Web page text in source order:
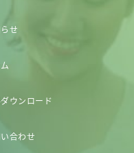
せ
ウンロード
合わせ